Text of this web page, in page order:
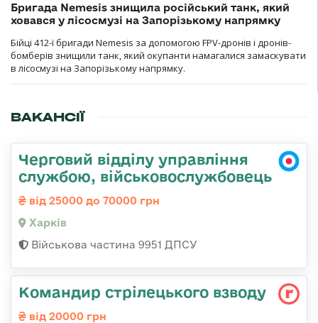
Бригада Nemesis знищила російський танк, який
ховався у лісосмузі на Запорізькому напрямку
Бійці 412-ї бригади Nemesis за допомогою FPV-дронів і дронів-
бомберів знищили танк, який окупанти намагалися замаскувати
в лісосмузі на Запорізькому напрямку.
ВАКАНСІЇ
Черговий відділу управління
службою, військовослужбовець
від 25000 до 70000 грн
Харків
Військова частина 9951 ДПСУ
Командир стрілецького взводу
від 20000 грн